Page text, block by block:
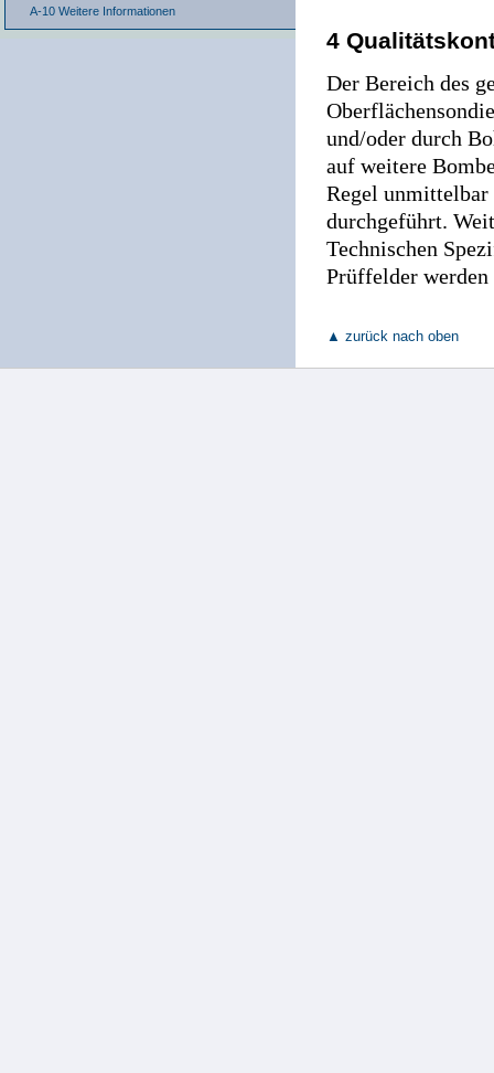
A-10 Weitere Informationen
4
Der Bereich des
und/oder durch
auf weitere
Regel unmittelbar
durchgeführt.
Technischen
Prüffelder
▲ zurück nach oben